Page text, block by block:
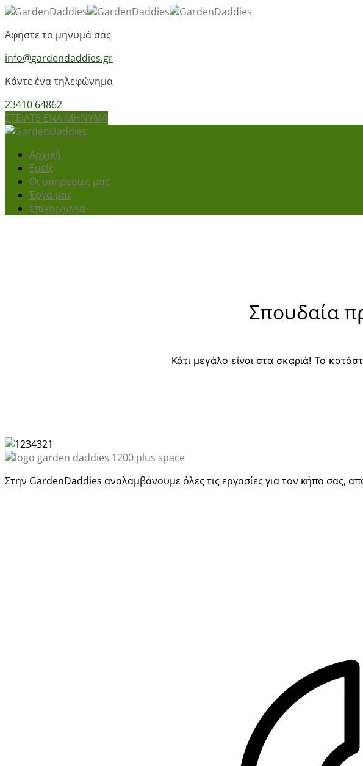
Αφήστε το μήνυμά σας
info@gardendaddies.gr
Κάντε ένα τηλεφώνημα
23410 64862
ΣΤΕΙΛΤΕ ΕΝΑ ΜΗΝΥΜΑ
Αρχική
Εμείς
Οι υπηρεσίες μας
Έργα μας
Επικοινωνία
Σπουδαία
Κάτι μεγάλο είναι στα σκαριά! Το
Στην GardenDaddies αναλαμβάνουμε όλες τις εργασίες για τον κήπο σας,